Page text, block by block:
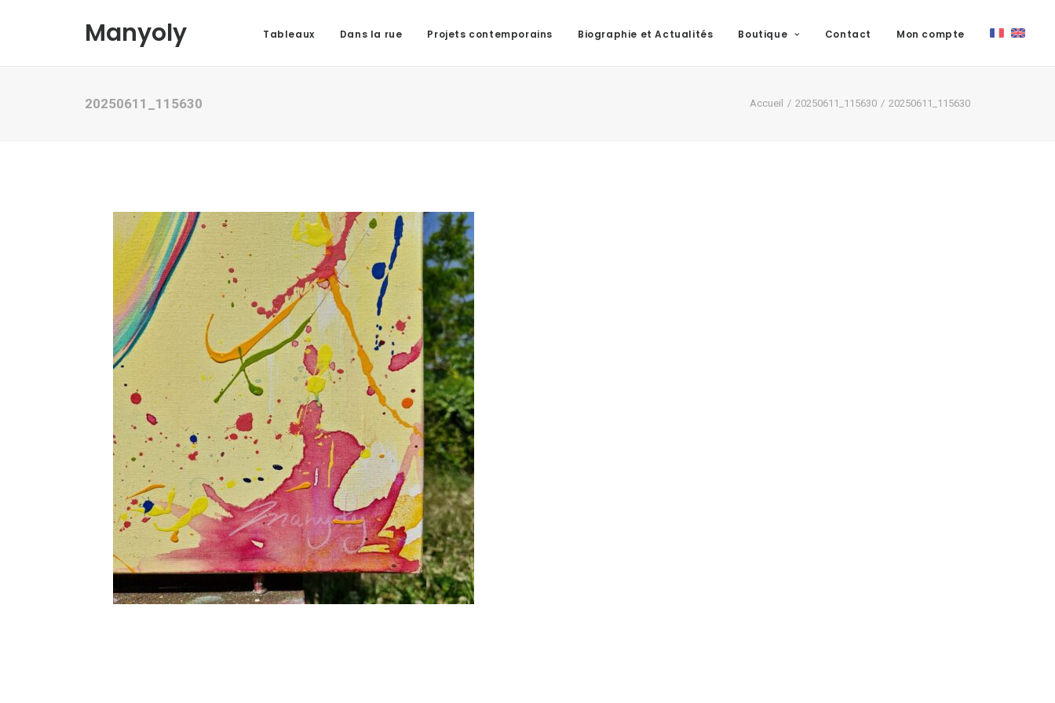
Manyoly Tableaux Dans la rue Projets contemporains Biographie et Actualités Boutique Contact Mon compte
20250611_115630 Accueil 20250611_115630 20250611_115630